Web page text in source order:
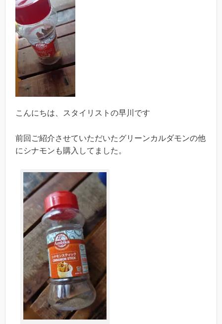
こんにちは、スタイリストの早川です
前回ご紹介させていただいたグリーンカルダモンの他
にシナモンも購入してました。